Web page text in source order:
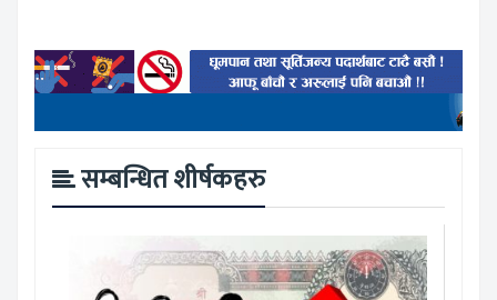
सम्बन्धित शीर्षकहरु